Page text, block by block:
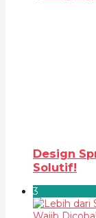
Design
Solutif!
3